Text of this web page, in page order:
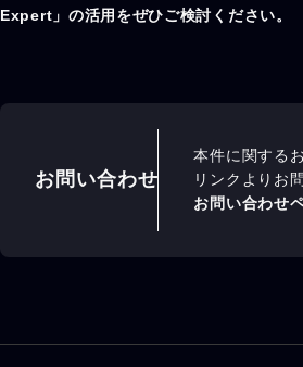
Expert」の活用をぜひご検討ください。
お問い合わせ
本件に関する
リンクよりお
お問い合わせ